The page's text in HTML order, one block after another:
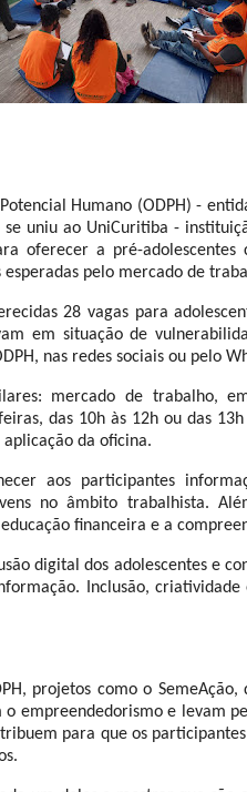
Humano (ODPH) -
uniu ao UniCuritiba -
oferecer a pré-adolescentes
pelo mercado de
28 vagas para
em situação de
nas redes sociais ou pelo
mercado de trabalho,
das 10h às 12h ou das
da oficina.
aos participantes
no âmbito trabalhista.
financeira e a
digital dos adolescentes e
Inclusão,
projetos como o
empreendedorismo e levam
para que os